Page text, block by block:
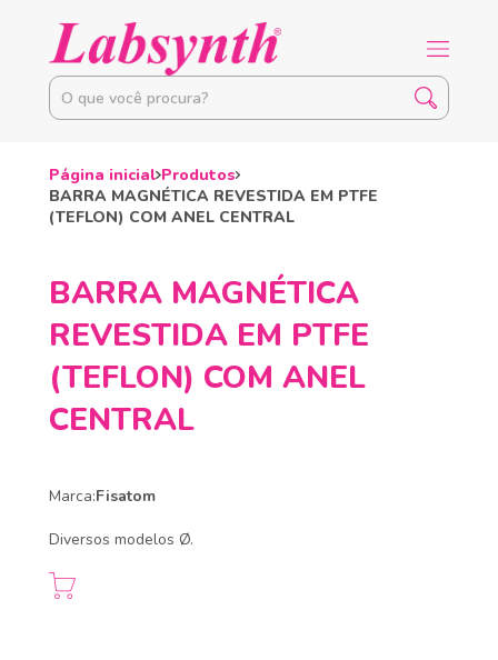
Página inicial Produtos
BARRA MAGNÉTICA REVESTIDA EM PTFE
(TEFLON) COM ANEL CENTRAL
BARRA MAGNÉTICA
REVESTIDA EM PTFE
(TEFLON) COM ANEL
CENTRAL
Marca:Fisatom
Diversos modelos Ø.